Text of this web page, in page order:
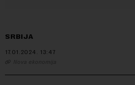
SRBIJA
17.01.2024. 13:47
Nova ekonomija